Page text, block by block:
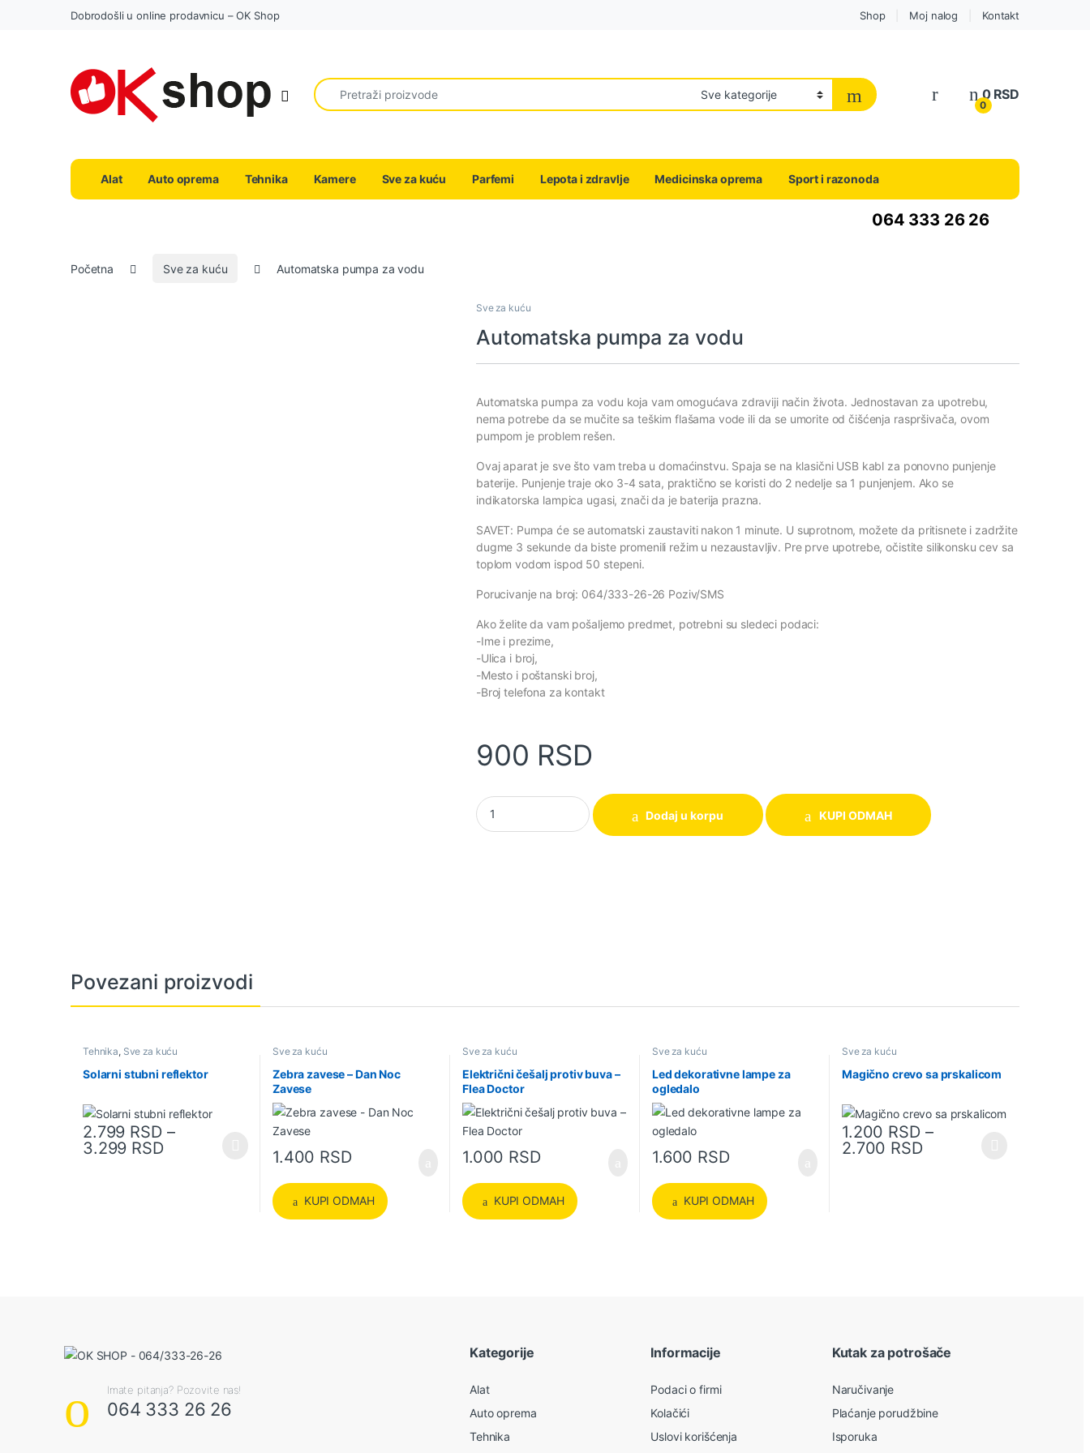
Dobrodošli u online prodavnicu – OK Shop Shop Moj nalog Kontakt
Search for:
0
0 RSD
Alat Auto oprema Tehnika Kamere Sve za kuću Parfemi Lepota i zdravlje Medicinska oprema Sport i razonoda
064 333 26 26
Početna Sve za kuću Automatska pumpa za vodu
Sve za kuću
Automatska pumpa za vodu
Automatska pumpa za vodu koja vam omogućava zdraviji način života. Jednostavan za upotrebu,
nema potrebe da se mučite sa teškim flašama vode ili da se umorite od čišćenja raspršivača, ovom
pumpom je problem rešen.
Ovaj aparat je sve što vam treba u domaćinstvu. Spaja se na klasični USB kabl za ponovno punjenje
baterije. Punjenje traje oko 3-4 sata, praktično se koristi do 2 nedelje sa 1 punjenjem. Ako se
indikatorska lampica ugasi, znači da je baterija prazna.
SAVET: Pumpa će se automatski zaustaviti nakon 1 minute. U suprotnom, možete da pritisnete i zadržite
dugme 3 sekunde da biste promenili režim u nezaustavljiv. Pre prve upotrebe, očistite silikonsku cev sa
toplom vodom ispod 50 stepeni.
Porucivanje na broj: 064/333-26-26 Poziv/SMS
Ako želite da vam pošaljemo predmet, potrebni su sledeci podaci:
-Ime i prezime,
-Ulica i broj,
-Mesto i poštanski broj,
-Broj telefona za kontakt
900 RSD
Automatska pumpa za vodu quantity
Dodaj u korpu
KUPI ODMAH
Povezani proizvodi
Tehnika, Sve za kuću
Solarni stubni reflektor
2.799 RSD –
3.299 RSDRaspon cena: od 2.799 RSD do 3.299 RSD
Ovaj proizvod ima više varijanti. Opcije mogu biti izabrane na stranici proizvoda.
Sve za kuću
Zebra zavese – Dan Noc
Zavese
1.400 RSD
KUPI ODMAH
Sve za kuću
Električni češalj protiv buva –
Flea Doctor
1.000 RSD
KUPI ODMAH
Sve za kuću
Led dekorativne lampe za
ogledalo
1.600 RSD
KUPI ODMAH
Sve za kuću
Magično crevo sa prskalicom
1.200 RSD –
2.700 RSDRaspon cena: od
Ovaj proizvod ima više varijanti. Opcije mogu
Imate pitanja? Pozovite nas!
064 333 26 26
Kategorije
Alat
Auto oprema
Tehnika
Informacije
Podaci o firmi
Kolačići
Uslovi korišćenja
Kutak za potrošače
Naručivanje
Plaćanje porudžbine
Isporuka